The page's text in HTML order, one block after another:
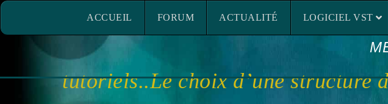
ACCUEIL FORUM ACTUALITÉ LOGICIEL VST
tutoriels..Le choix d’une structure
ACCUEIL FORUM ACTUALITÉ LOGICIEL VST